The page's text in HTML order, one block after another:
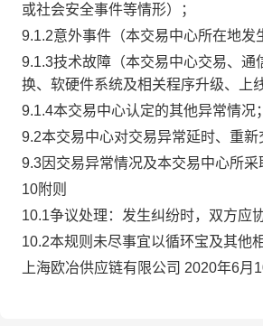
或社会安全事件等情形）；
9.1.2意外事件（本交易中心所在地
9.1.3技术故障（本交易中心交易、
换、软硬件系统及相关程序升级、上
9.1.4本交易中心认定的其他异常情况；
9.2本交易中心对交易异常延时、重
9.3因交易异常情况及本交易中心所
10附则
10.1争议处理：发生纠纷时，双方应
10.2本规则未尽事宜以循环宝及其他
上海欧冶供应链有限公司 2020年6月